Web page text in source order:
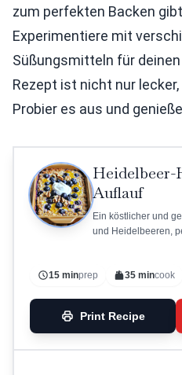
zum perfekten Backen
Experimentiere mit
Süßungsmitteln für
Rezept ist nicht nur
Probier es aus und
Heidelbeer-
Auflauf
Ein köstlicher und
und Heidelbeeren,
15 minprep 35 mincook
Print Recipe